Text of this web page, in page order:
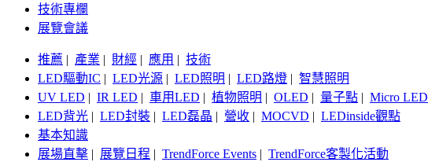
技術專欄
展覽會議
推薦 | 產業 | 財經 | 應用 | 技術
LED驅動IC | LED光源 | LED照明 | LED路燈 | 智慧照明
UV LED | IR LED | 車用LED | 植物照明 | OLED | 量子點 | Micro LED
LED背光 | LED封裝 | LED磊晶 | 營收 | MOCVD | LEDinside觀點
基本知識
展場直擊 | 展覽日程 | TrendForce Events | TrendForce客製化活動